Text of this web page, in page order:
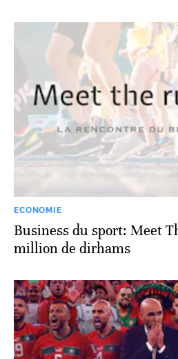
ECONOMIE
Business du sport: Meet
million de dirhams